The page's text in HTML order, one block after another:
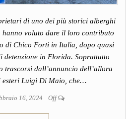
di uno dei più storici alberghi
hanno voluto dare il loro contributo
di Chico Forti in Italia, dopo quasi
detenzione in Florida. Soprattutto
trascorsi dall’annuncio dell’allora
esteri Luigi Di Maio, che…
16, 2024 Off